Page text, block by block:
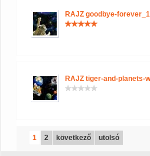
RAJZ goodbye-
RAJZ tiger-and-planets-
1 2 következő utolsó